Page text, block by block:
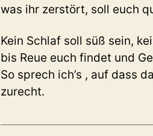
was ihr zerstört, soll euch
Kein Schlaf soll süß sein,
bis Reue euch findet und
So sprech ich’s , auf dass
zurecht.